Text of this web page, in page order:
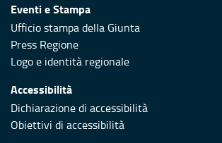
Eventi e Stampa
Ufficio stampa della Giunta
Press Regione
Logo e identità regionale
Accessibilità
Dichiarazione di accessibilità
Obiettivi di accessibilità